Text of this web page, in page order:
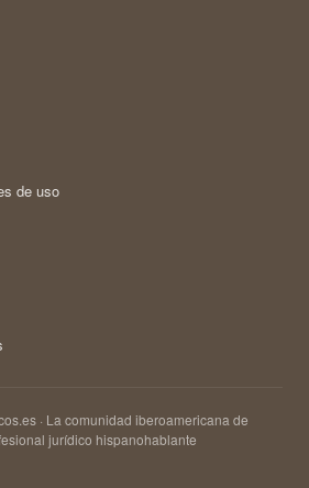
de uso
· La comunidad iberoamericana de
jurídico hispanohablante